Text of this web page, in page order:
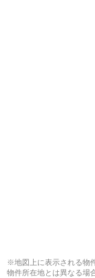
※地図上に表示される物
物件所在地とは異なる場